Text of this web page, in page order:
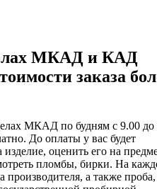
МКАД и КАД
заказа
МКАД по будням с 9.00 до
До оплаты у вас будет
оценить его на
пломбы, бирки. На
производителя, а также проба,